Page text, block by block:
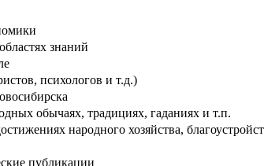
знаний
психологов и т.д.)
обычаях, традициях, гаданиях и т.п.
народного хозяйства,
публикации